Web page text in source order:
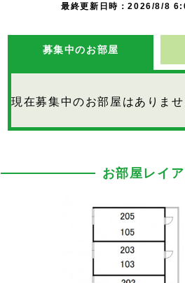
最終更新日時：2026/8/8
募集中のお部屋
現在募集中のお部屋はありませ
お部屋レイ